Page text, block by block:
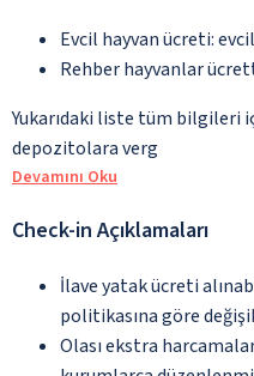
Evcil hayvan ücreti:
Rehber hayvanlar
Yukarıdaki liste tüm bilgileri
depozitolara verg
Devamını Oku
Check-in Açıklamaları
İlave yatak ücreti
politikasına göre
Olası ekstra